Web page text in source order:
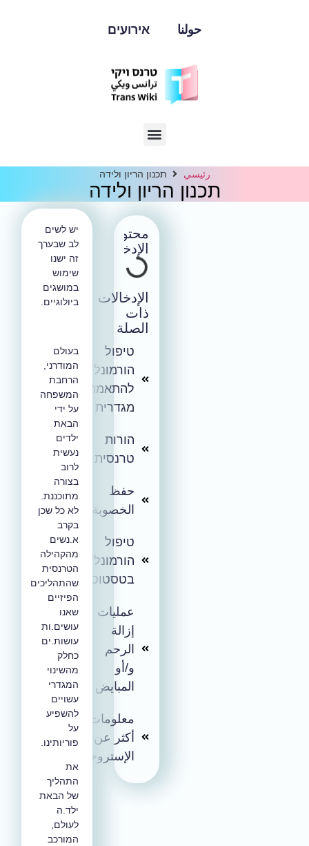
حولنا אירועים
رئيسي תכנון הריון ולידה
תכנון הריון ולידה
محتوى
الإدخال
الإدخالات
ذات
الصلة
טיפול
הורמונלי
להתאמה
מגדרית
הורות
טרנסית
حفظ
الخصوبة
טיפול
הורמונלי
בטסטוסטרון
عمليات
إزالة
الرحم
و/أو
المبايض
معلومات
أكثر عن
الإستروجين
יש לשים
לב שבערך
זה ישנו
שימוש
במושגים
ביולוגיים.
בעולם
המודרני,
הרחבת
המשפחה
על ידי
הבאת
ילדים
נעשית
לרוב
בצורה
מתוכננת.
לא כל שכן
בקרב
א.נשים
מהקהילה
הטרנסית
שהתהליכים
הפיזיים
שאנו
עושים.ות
עושות.ים
כחלק
מהשינוי
המגדרי
עשויים
להשפיע
פוריותינו.
את
התהליך
של הבאת
ילד.ה
לעולם,
המורכב